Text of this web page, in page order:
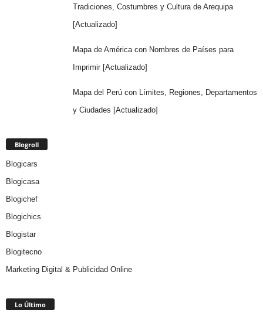
Tradiciones, Costumbres y Cultura de Arequipa
[Actualizado]
Mapa de América con Nombres de Países para
Imprimir [Actualizado]
Mapa del Perú con Límites, Regiones, Departamentos
y Ciudades [Actualizado]
Blogroll
Blogicars
Blogicasa
Blogichef
Blogichics
Blogistar
Blogitecno
Marketing Digital & Publicidad Online
Lo Último